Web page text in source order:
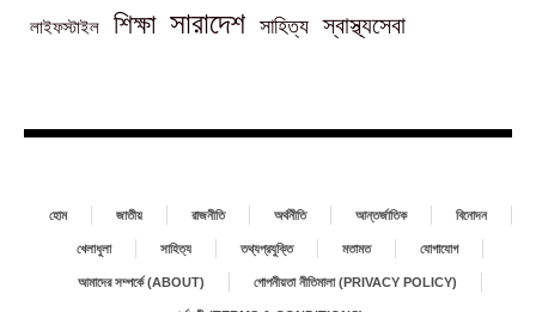
লাইফস্টাইল শিক্ষা সারাদেশ সাহিত্য স্বাস্থ্যসেবা
হোম জাতীয় রাজনীতি অর্থনীতি আন্তর্জাতিক বিনোদন
খেলাধুলা সাহিত্য তথ্যপ্রযুক্তি মতামত যোগাযোগ
আমাদের সম্পর্কে (ABOUT) গোপনীয়তা নীতিমালা (PRIVACY POLICY)